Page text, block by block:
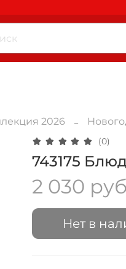
2026
(0)
743175
2 030 руб
Нет в